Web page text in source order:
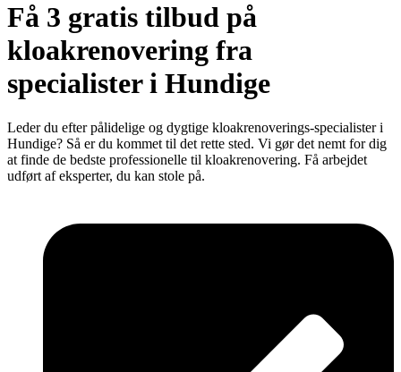
Få 3 gratis tilbud på
kloakrenovering fra
specialister i Hundige
Leder du efter pålidelige og dygtige kloakrenoverings-specialister i
Hundige? Så er du kommet til det rette sted. Vi gør det nemt for dig
at finde de bedste professionelle til kloakrenovering. Få arbejdet
udført af eksperter, du kan stole på.